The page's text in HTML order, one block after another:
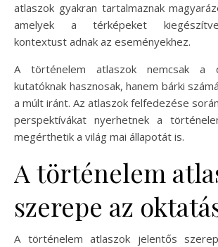
atlaszok gyakran tartalmaznak
amelyek a térképeket
kontextust adnak az eseményekhez.
A történelem atlaszok nemcsak a
kutatóknak hasznosak, hanem bárki
a múlt iránt. Az atlaszok felfedezése
perspektívákat nyerhetnek a
megérthetik a világ mai állapotát is.
A történelem
szerepe az
A történelem atlaszok jelentős